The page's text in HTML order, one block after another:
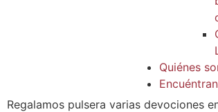
Quiénes
Regalamos pulsera varias devociones